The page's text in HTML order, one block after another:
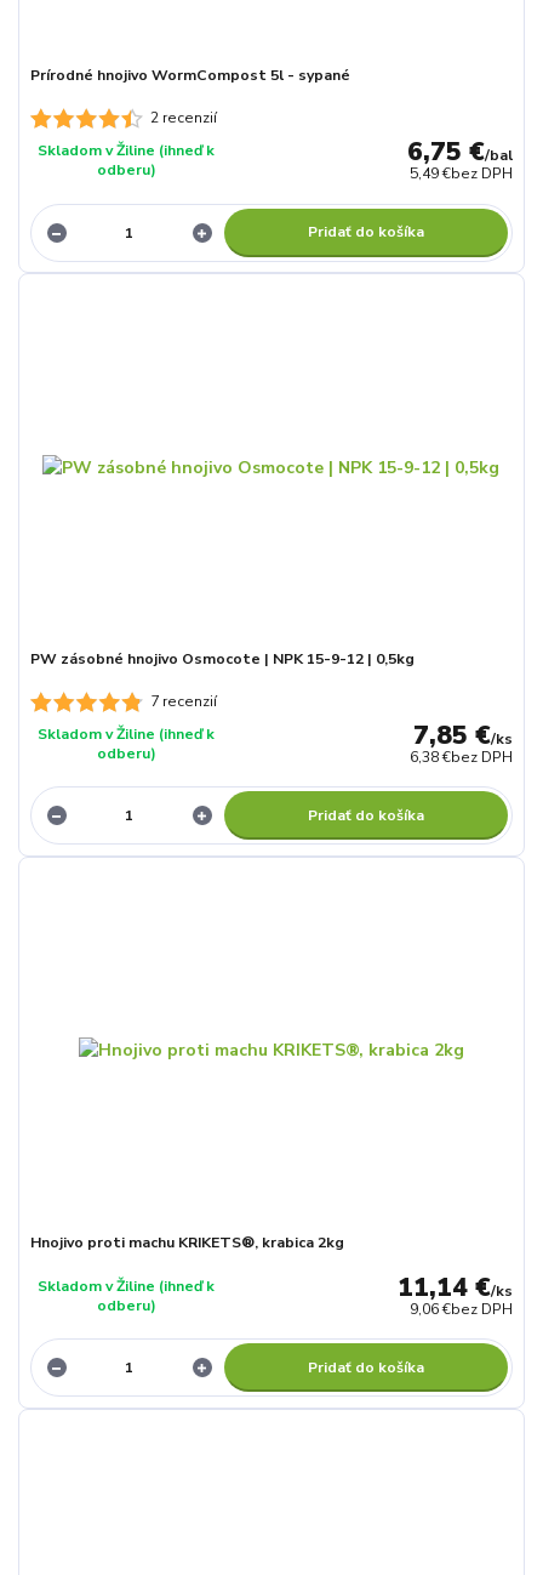
2 recenzií
Prírodné hnojivo WormCompost 5l - sypané
6,75 €/bal
5,49 €bez DPH
Skladom v Žiline (ihneď k
odberu)
Pridať do košíka
7 recenzií
PW zásobné hnojivo Osmocote | NPK 15-9-12 | 0,5kg
7,85 €/ks
6,38 €bez DPH
Skladom v Žiline (ihneď k
odberu)
Pridať do košíka
Hnojivo proti machu KRIKETS®, krabica 2kg
11,14 €/ks
9,06 €bez DPH
Skladom v Žiline (ihneď k
odberu)
Pridať do košíka